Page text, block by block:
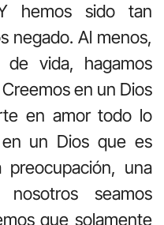
hemos sido tan
negado. Al menos,
vida, hagamos
en un Dios
en amor todo lo
un Dios que es
una
seamos
que solamente